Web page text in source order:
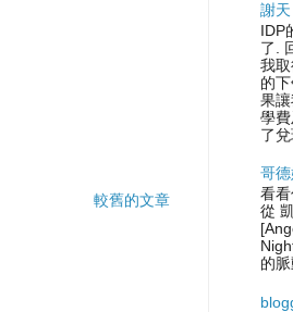
較舊的文章
謝天
IDP
了.
我
的
果
學
了兌
哥德
看
從
的